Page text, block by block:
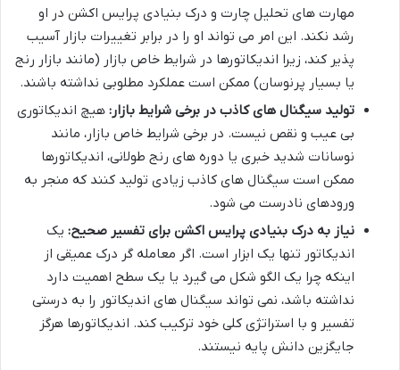
مهارت های تحلیل چارت و درک بنیادی پرایس اکشن در او
رشد نکند. این امر می تواند او را در برابر تغییرات بازار آسیب
پذیر کند، زیرا اندیکاتورها در شرایط خاص بازار (مانند بازار رنج
یا بسیار پرنوسان) ممکن است عملکرد مطلوبی نداشته باشند.
تولید سیگنال های کاذب در برخی شرایط بازار: هیچ اندیکاتوری
بی عیب و نقص نیست. در برخی شرایط خاص بازار، مانند
نوسانات شدید خبری یا دوره های رنج طولانی، اندیکاتورها
ممکن است سیگنال های کاذب زیادی تولید کنند که منجر به
ورودهای نادرست می شود.
نیاز به درک بنیادی پرایس اکشن برای تفسیر صحیح: یک
اندیکاتور تنها یک ابزار است. اگر معامله گر درک عمیقی از
اینکه چرا یک الگو شکل می گیرد یا یک سطح اهمیت دارد
نداشته باشد، نمی تواند سیگنال های اندیکاتور را به درستی
تفسیر و با استراتژی کلی خود ترکیب کند. اندیکاتورها هرگز
جایگزین دانش پایه نیستند.